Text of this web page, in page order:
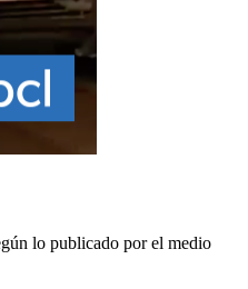
lo publicado por el medio